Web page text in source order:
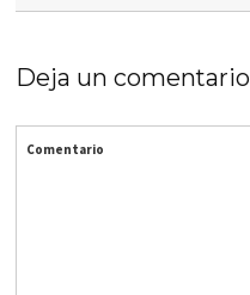
Deja un comentario
Comentario